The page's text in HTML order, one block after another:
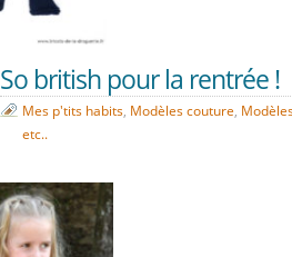
So british pour la rentrée !
Mes p'tits habits, Modèles couture,
etc..